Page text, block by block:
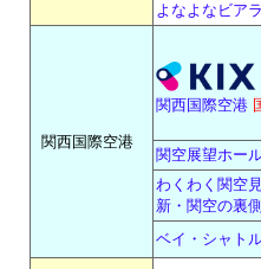
よなよなビア
関西国際空港
関西国際空港
関空展望ホー
わくわく関空
新・関空の裏
ベイ・シャト